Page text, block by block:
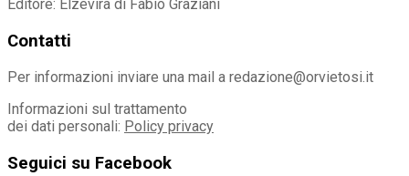
Editore: Elzevira di Fabio Graziani
Contatti
Per informazioni inviare una mail a redazione@orvietosi.it
Informazioni sul trattamento
dei dati personali: Policy privacy
Seguici su Facebook